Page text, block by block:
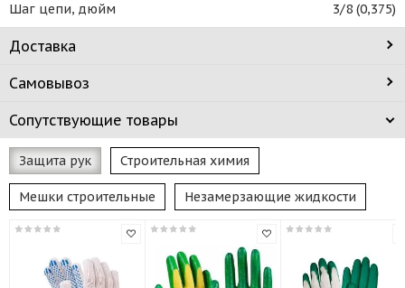
Шаг цепи, дюйм 3/8 (0,375)
Доставка
Самовывоз
Сопутствующие товары
Защита рук Строительная химия
Мешки строительные Незамерзающие жидкости